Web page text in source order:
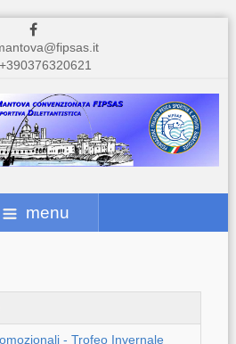
+390376320621
menu
- Trofeo Invernale